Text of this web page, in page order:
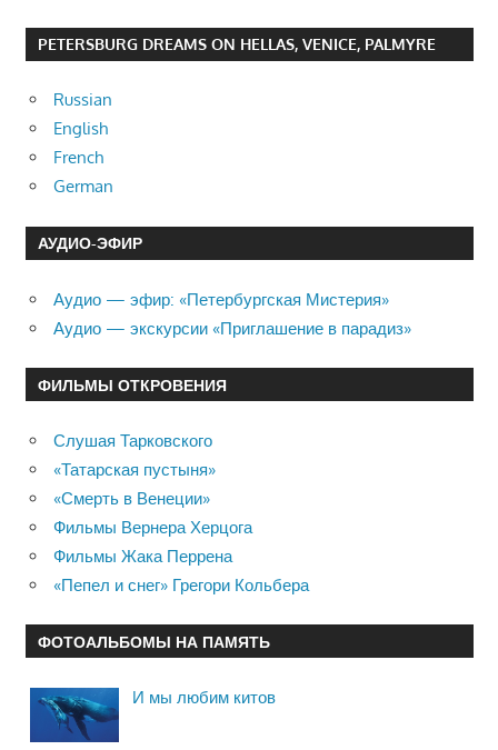
PETERSBURG DREAMS ON HELLAS, VENICE, PALMYRE
Russian
English
French
German
АУДИО-ЭФИР
Аудио — эфир: «Петербургская Мистерия»
Аудио — экскурсии «Приглашение в парадиз»
ФИЛЬМЫ ОТКРОВЕНИЯ
Слушая Тарковского
«Татарская пустыня»
«Смерть в Венеции»
Фильмы Вернера Херцога
Фильмы Жака Перрена
«Пепел и снег» Грегори Кольбера
ФОТОАЛЬБОМЫ НА ПАМЯТЬ
И мы любим китов